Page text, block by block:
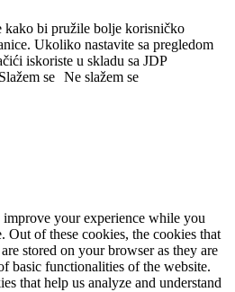
kako bi pružile bolje korisničko
Ukoliko nastavite sa pregledom
iskoriste u skladu sa JDP
Slažem se Ne slažem se
improve your experience while you
Out of these cookies, the cookies that
stored on your browser as they are
basic functionalities of the website.
that help us analyze and understand